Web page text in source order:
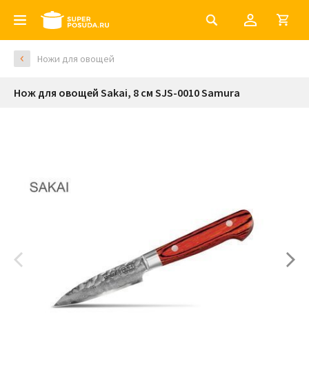
Ножи для овощей
Нож для овощей Sakai, 8 cм SJS-0010 Samura